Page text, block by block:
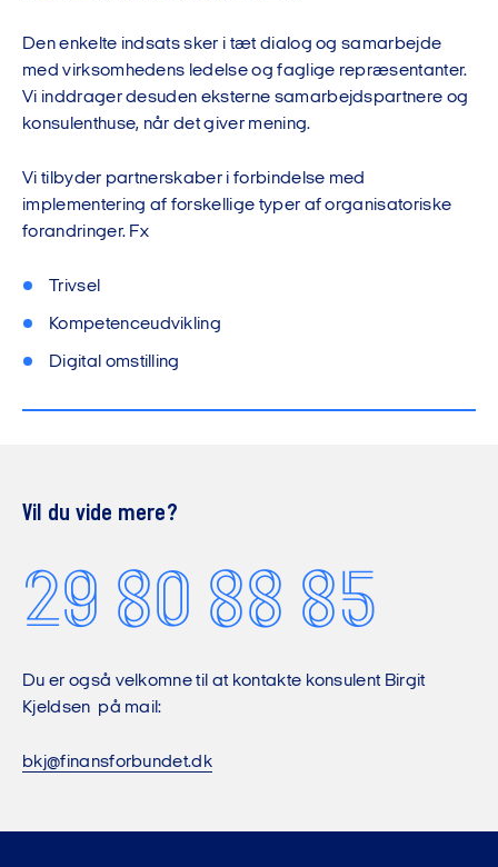
Den enkelte indsats sker i tæt dialog og samarbejde
med virksomhedens ledelse og faglige repræsentanter.
Vi inddrager desuden eksterne samarbejdspartnere og
konsulenthuse, når det giver mening.
Vi tilbyder partnerskaber i forbindelse med
implementering af forskellige typer af organisatoriske
forandringer. Fx
Trivsel
Kompetenceudvikling
Digital omstilling
Vil du vide mere?
29 80 88 85
Du er også velkomne til at kontakte konsulent Birgit
Kjeldsen på mail:
bkj@finansforbundet.dk